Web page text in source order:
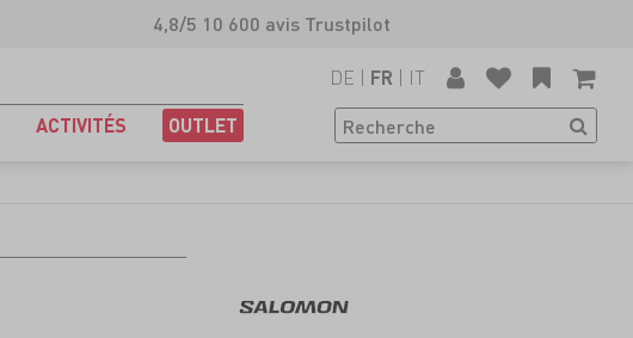
4,8/5 10 600 avis Trustpilot
ACTIVITÉS OUTLET
DE | FR | IT